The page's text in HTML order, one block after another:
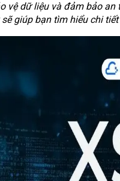
vệ dữ liệu và đảm bảo an
sẽ giúp bạn tìm hiểu chi